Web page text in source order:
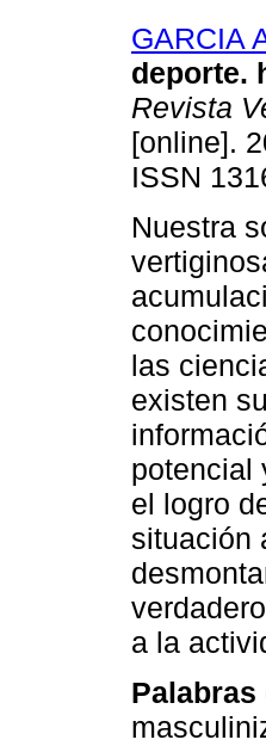
GARCIA
deporte.
Revista
[online].
ISSN
Nuestra
las
existen
potencial
el logro
situación
a la
Palabras